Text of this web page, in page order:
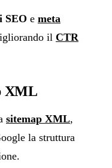
SEO e meta
il CTR
XML
sitemap XML,
la struttura